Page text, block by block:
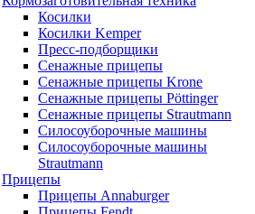
Косилки
Косилки Kemper
Пресс-подборщики
Сенажные прицепы
Сенажные прицепы Krone
Сенажные прицепы Pöttinger
Сенажные прицепы Strautmann
Силосоуборочные машины
Силосоуборочные машины
Strautmann
Прицепы
Прицепы Annaburger